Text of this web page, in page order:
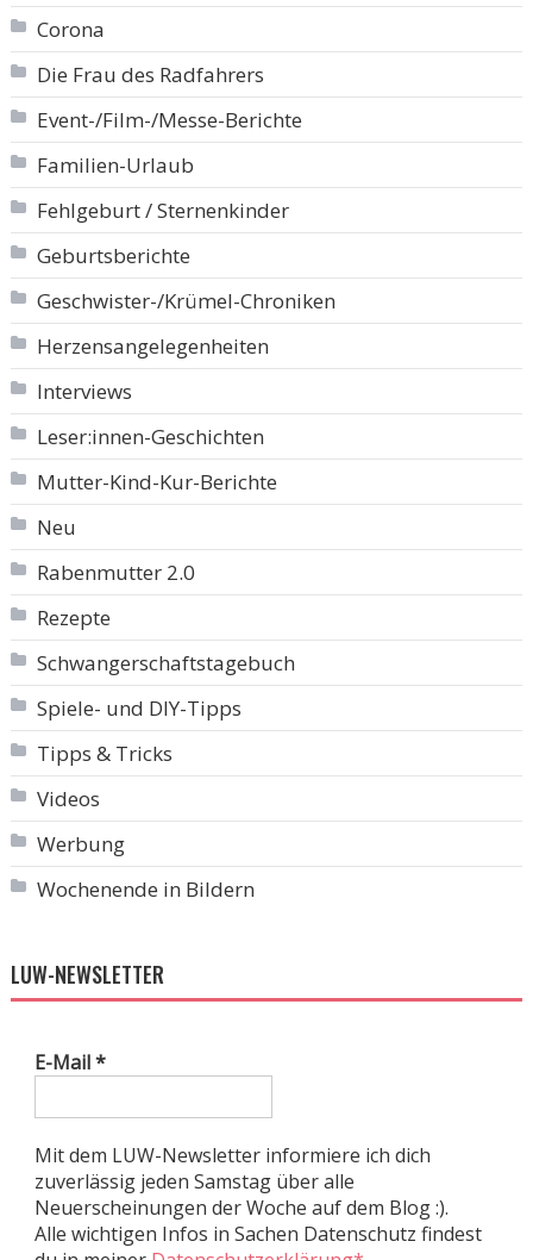
Corona
Die Frau des Radfahrers
Event-/Film-/Messe-Berichte
Familien-Urlaub
Fehlgeburt / Sternenkinder
Geburtsberichte
Geschwister-/Krümel-Chroniken
Herzensangelegenheiten
Interviews
Leser:innen-Geschichten
Mutter-Kind-Kur-Berichte
Neu
Rabenmutter 2.0
Rezepte
Schwangerschaftstagebuch
Spiele- und DIY-Tipps
Tipps & Tricks
Videos
Werbung
Wochenende in Bildern
LUW-NEWSLETTER
E-Mail*
Mit dem LUW-Newsletter informiere ich dich
zuverlässig jeden Samstag über alle
Neuerscheinungen der Woche auf dem Blog :).
Alle wichtigen Infos in Sachen Datenschutz findest